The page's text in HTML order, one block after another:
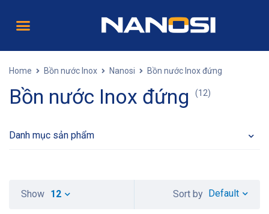
Home Bồn nước Inox Nanosi Bồn nước Inox đứng
Bồn nước Inox đứng (12)
Danh mục sản phẩm
Sort by Default
Show 12